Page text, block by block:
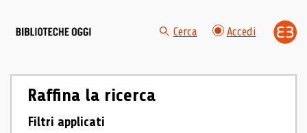
Cerca Accedi
Raffina la ricerca
Filtri applicati